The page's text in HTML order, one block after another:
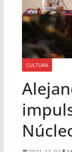
CULTURA